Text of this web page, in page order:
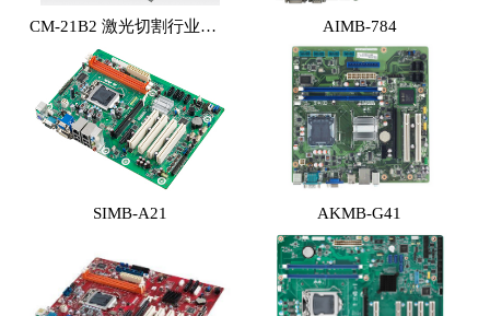
CM-21B2 激光切割行业专用工控机 （体积小，性能高，价格实惠） AIMB-784
SIMB-A21 AKMB-G41